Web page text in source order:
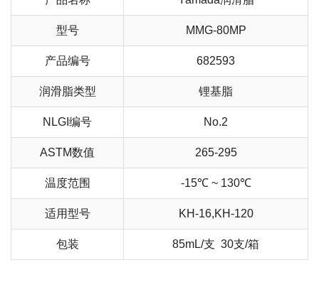
型号 MMG-80MP
产品编号 682593
润滑脂类型 锂基脂
NLGI编号 No.2
ASTM数值 265-295
温度范围 -15℃ ~ 130℃
适用型号 KH-16,KH-120
包装 85mL/支 30支/箱